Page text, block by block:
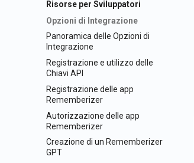
Risorse per Sviluppatori
Opzioni di Integrazione
Panoramica delle Opzioni di
Integrazione
Registrazione e utilizzo delle
Chiavi API
Registrazione delle app
Rememberizer
Autorizzazione delle app
Rememberizer
Creazione di un Rememberizer
GPT